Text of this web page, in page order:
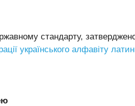
стандарту,
українського алфавіту